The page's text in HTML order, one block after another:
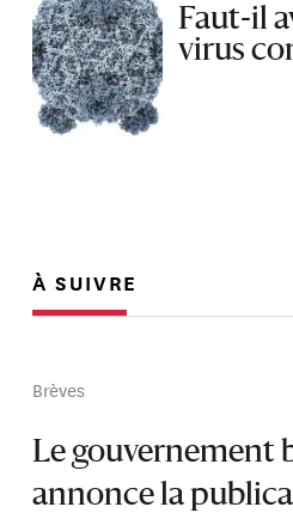
Faut-il
virus
À SUIVRE
Brèves
Le gouvernement
annonce la